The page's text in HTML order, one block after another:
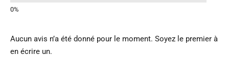
Aucun avis n’a été donné pour le moment. Soyez le premier à
en écrire un.